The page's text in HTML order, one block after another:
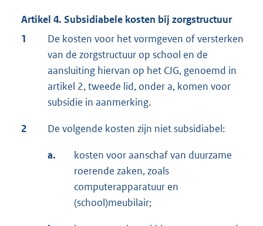
Artikel 4. Subsidiabele kosten bij zorgstructuur
1
De kosten voor het vormgeven of versterken
van de zorgstructuur op school en de
aansluiting hiervan op het CJG, genoemd in
artikel 2, tweede lid, onder a, komen voor
subsidie in aanmerking.
2 De volgende kosten zijn niet subsidiabel:
a.
kosten voor aanschaf van duurzame
roerende zaken, zoals
computerapparatuur en
(school)meubilair;